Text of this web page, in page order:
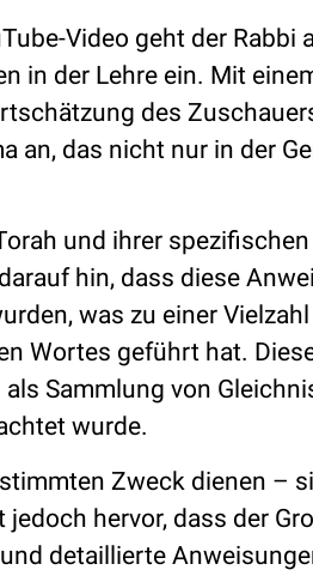
Video geht der Rabbi
in der Lehre ein. Mit
des
an, das nicht nur in der
und ihrer
hin, dass diese
was zu einer
Wortes geführt hat.
Sammlung von
wurde.
Zweck dienen –
hervor, dass der
detaillierte